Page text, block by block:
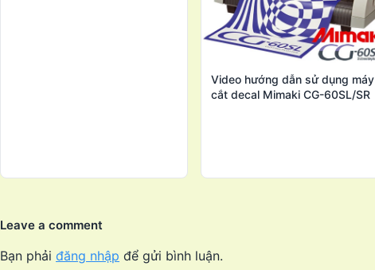
Video hướng dẫn sử dụng máy
cắt decal Mimaki CG-60SL/SR
Leave a comment
Bạn phải đăng nhập để gửi bình luận.